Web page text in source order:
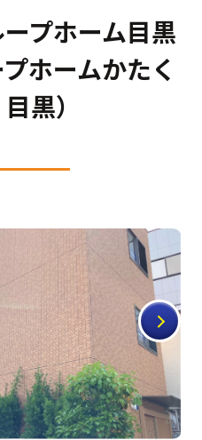
プホーム目黒
ホームかたく
黒）